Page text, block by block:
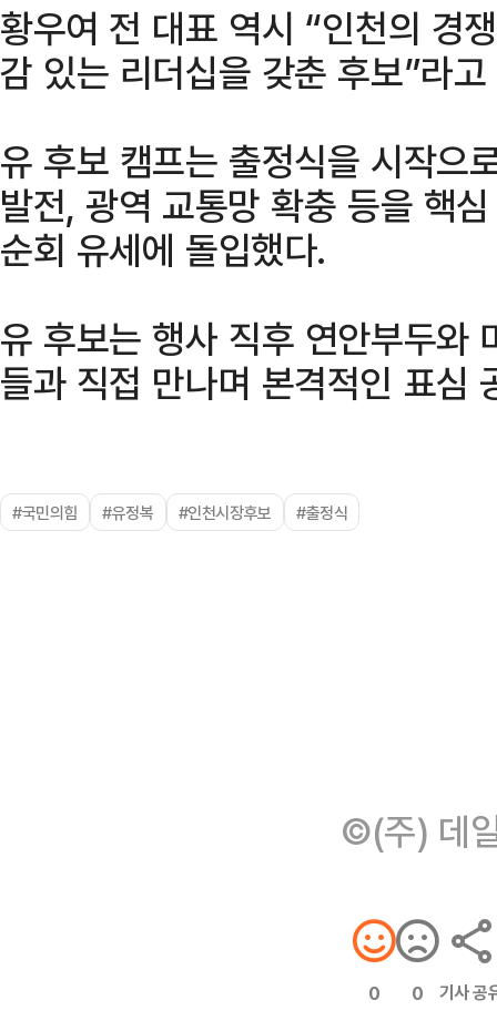
황우여 전 대표 역시 “인천의 경
감 있는 리더십을 갖춘 후보”라
유 후보 캠프는 출정식을 시작으
발전, 광역 교통망 확충 등을 핵
순회 유세에 돌입했다.
유 후보는 행사 직후 연안부두와
들과 직접 만나며 본격적인 표심
#국민의힘 #유정복 #인천시장후보 #출정식
©(주) 데
0 0 기사 공